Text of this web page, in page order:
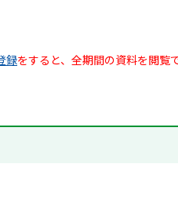
録をすると、全期間の資料を閲覧